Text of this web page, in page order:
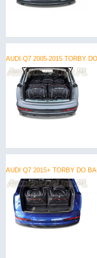
AUDI Q7 2005-2015 TORBY
AUDI Q7 2015+ TORBY DO